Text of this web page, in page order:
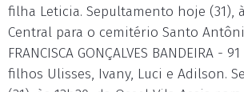
filha Leticia. Sepultamento hoje (31),
Central para o cemitério Santo
FRANCISCA GONÇALVES BANDEIRA -
filhos Ulisses, Ivany, Luci e Adilson.